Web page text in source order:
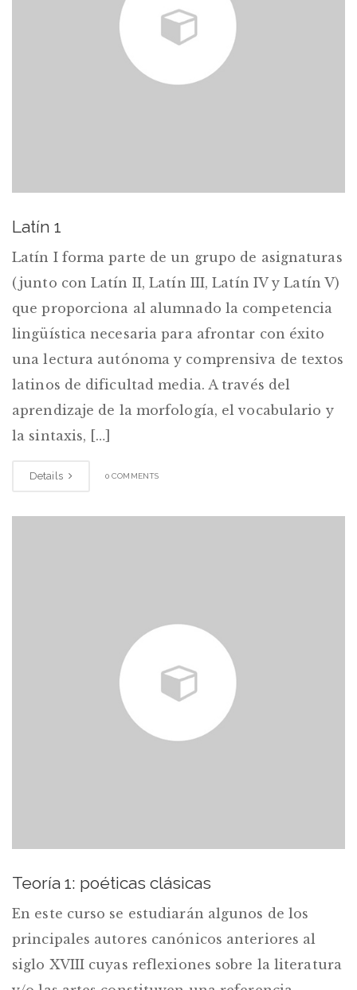
Latín 1
Latín I forma parte de un grupo de asignaturas
(junto con Latín II, Latín III, Latín IV y Latín V)
que proporciona al alumnado la competencia
lingüística necesaria para afrontar con éxito
una lectura autónoma y comprensiva de textos
latinos de dificultad media. A través del
aprendizaje de la morfología, el vocabulario y
la sintaxis, […]
Details 0 COMMENTS
Teoría 1: poéticas clásicas
En este curso se estudiarán algunos de los
principales autores canónicos anteriores al
siglo XVIII cuyas reflexiones sobre la literatura